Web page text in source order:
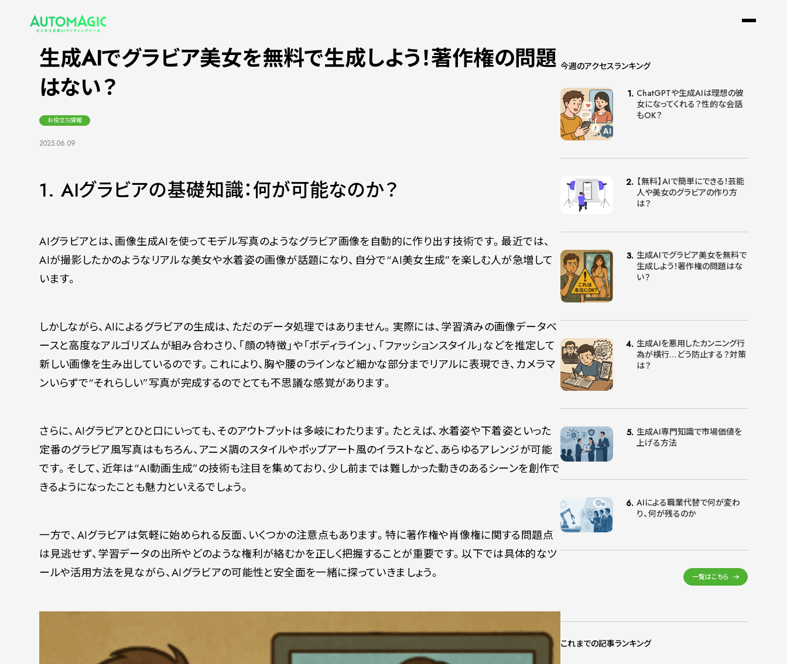
生成AIでグラビア美女を無料で生成しよう！著作権の問題
はない？
お役立ち情報
2025.06.09
1. AIグラビアの基礎知識：何が可能なのか？
AIグラビアとは、画像生成AIを使ってモデル写真のようなグラビア画像を自動的に作り出す技術です。最近では、
AIが撮影したかのようなリアルな美女や水着姿の画像が話題になり、自分で“AI美女生成”を楽しむ人が急増して
います。
しかしながら、AIによるグラビアの生成は、ただのデータ処理ではありません。実際には、学習済みの画像データベ
ースと高度なアルゴリズムが組み合わさり、「顔の特徴」や「ボディライン」、「ファッションスタイル」などを推定して
新しい画像を生み出しているのです。これにより、胸や腰のラインなど細かな部分までリアルに表現でき、カメラマ
ンいらずで“それらしい”写真が完成するのでとても不思議な感覚があります。
さらに、AIグラビアとひと口にいっても、そのアウトプットは多岐にわたります。たとえば、水着姿や下着姿といった
定番のグラビア風写真はもちろん、アニメ調のスタイルやポップアート風のイラストなど、あらゆるアレンジが可能
です。そして、近年は“AI動画生成”の技術も注目を集めており、少し前までは難しかった動きのあるシーンを創作で
きるようになったことも魅力といえるでしょう。
一方で、AIグラビアは気軽に始められる反面、いくつかの注意点もあります。特に著作権や肖像権に関する問題点
は見逃せず、学習データの出所やどのような権利が絡むかを正しく把握することが重要です。以下では具体的なツ
ールや活用方法を見ながら、AIグラビアの可能性と安全面を一緒に探っていきましょう。
今週のアクセスランキング
ChatGPTや生成AIは理想の彼
女になってくれる？性的な会話
もOK？
【無料】AIで簡単にできる！芸能
人や美女のグラビアの作り方
は？
生成AIでグラビア美女を無料で
生成しよう！著作権の問題はな
い？
生成AIを悪用したカンニング行
為が横行…どう防止する？対策
は？
生成AI専門知識で市場価値を
上げる方法
AIによる職業代替で何が変わ
り、何が残るのか
一覧はこちら
これまでの記事ランキング